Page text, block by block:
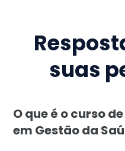
suas
O que é o curso
em Gestão da